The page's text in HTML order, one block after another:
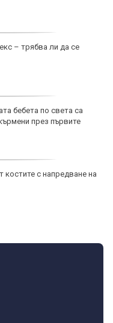
– трябва ли да се
бебета по света са
през първите
костите с напредване на